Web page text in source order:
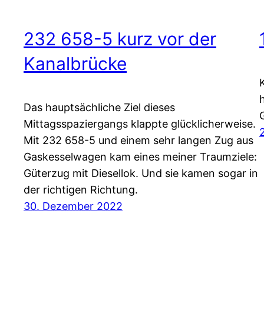
232 658-5 kurz vor der
Kanalbrücke
Das hauptsächliche Ziel dieses
Mittagsspaziergangs klappte glücklicherweise.
Mit 232 658-5 und einem sehr langen Zug aus
Gaskesselwagen kam eines meiner Traumziele:
Güterzug mit Diesellok. Und sie kamen sogar in
der richtigen Richtung.
30. Dezember 2022